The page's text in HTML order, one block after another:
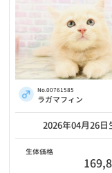
No.00761585
ラガマフィン
2026年04月26日
生体価格